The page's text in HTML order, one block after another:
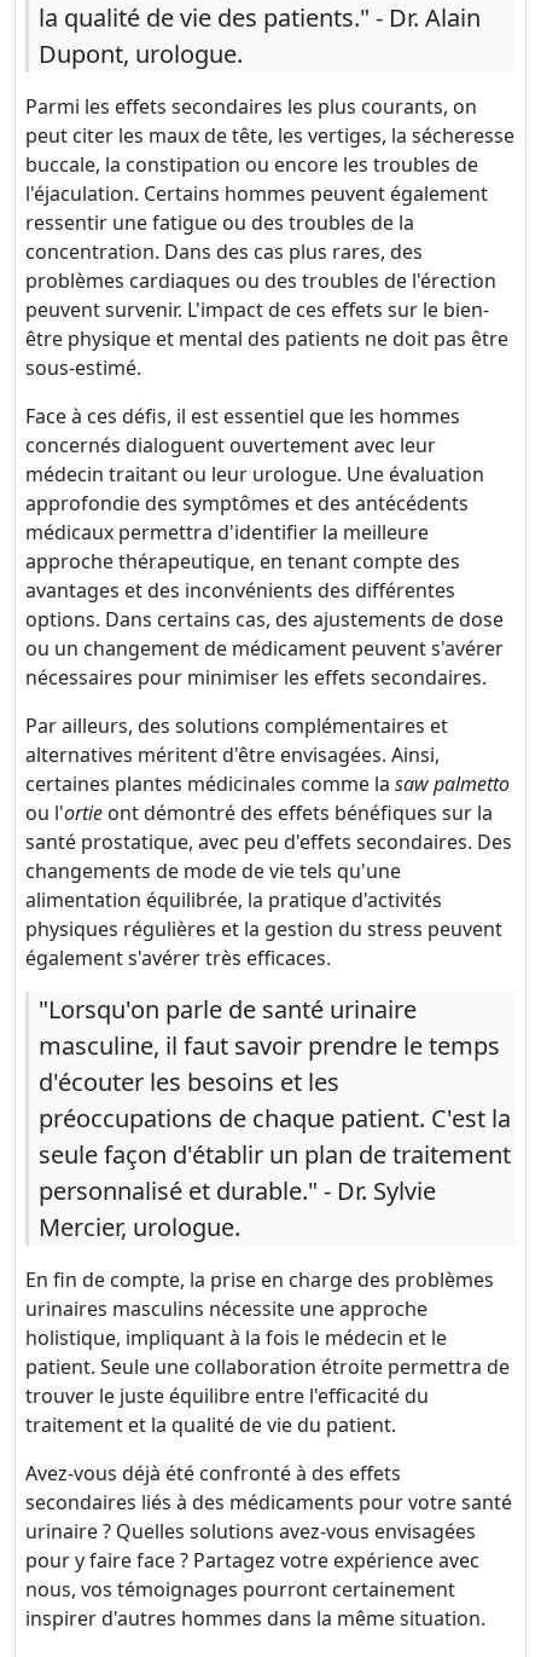
la qualité de vie des patients." - Dr. Alain
Dupont, urologue.
Parmi les effets secondaires les plus courants, on
peut citer les maux de tête, les vertiges, la sécheresse
buccale, la constipation ou encore les troubles de
l'éjaculation. Certains hommes peuvent également
ressentir une fatigue ou des troubles de la
concentration. Dans des cas plus rares, des
problèmes cardiaques ou des troubles de l'érection
peuvent survenir. L'impact de ces effets sur le bien-
être physique et mental des patients ne doit pas être
sous-estimé.
Face à ces défis, il est essentiel que les hommes
concernés dialoguent ouvertement avec leur
médecin traitant ou leur urologue. Une évaluation
approfondie des symptômes et des antécédents
médicaux permettra d'identifier la meilleure
approche thérapeutique, en tenant compte des
avantages et des inconvénients des différentes
options. Dans certains cas, des ajustements de dose
ou un changement de médicament peuvent s'avérer
nécessaires pour minimiser les effets secondaires.
Par ailleurs, des solutions complémentaires et
alternatives méritent d'être envisagées. Ainsi,
certaines plantes médicinales comme la saw palmetto
ou l'ortie ont démontré des effets bénéfiques sur la
santé prostatique, avec peu d'effets secondaires. Des
changements de mode de vie tels qu'une
alimentation équilibrée, la pratique d'activités
physiques régulières et la gestion du stress peuvent
également s'avérer très efficaces.
"Lorsqu'on parle de santé urinaire
masculine, il faut savoir prendre le temps
d'écouter les besoins et les
préoccupations de chaque patient. C'est la
seule façon d'établir un plan de traitement
personnalisé et durable." - Dr. Sylvie
Mercier, urologue.
En fin de compte, la prise en charge des problèmes
urinaires masculins nécessite une approche
holistique, impliquant à la fois le médecin et le
patient. Seule une collaboration étroite permettra de
trouver le juste équilibre entre l'efficacité du
traitement et la qualité de vie du patient.
Avez-vous déjà été confronté à des effets
secondaires liés à des médicaments pour votre santé
urinaire ? Quelles solutions avez-vous envisagées
pour y faire face ? Partagez votre expérience avec
nous, vos témoignages pourront certainement
inspirer d'autres hommes dans la même situation.